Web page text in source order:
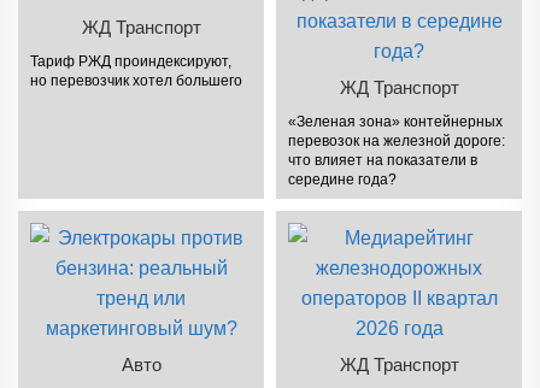
ЖД Транспорт
Тариф РЖД проиндексируют,
но перевозчик хотел большего
ЖД Транспорт
«Зеленая зона» контейнерных
перевозок на железной дороге:
что влияет на показатели в
середине года?
Авто ЖД Транспорт